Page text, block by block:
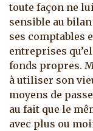
toute façon ne
sensible au
ses comptables
entreprises
fonds propres.
à utiliser son
moyens de
au fait que le
avec plus ou